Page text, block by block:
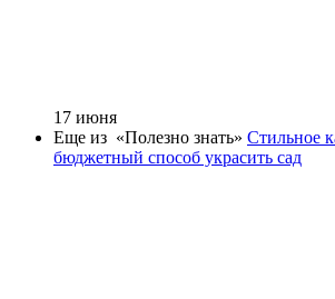
17 июня
Еще из «Полезно знать» Стильное
бюджетный способ украсить сад